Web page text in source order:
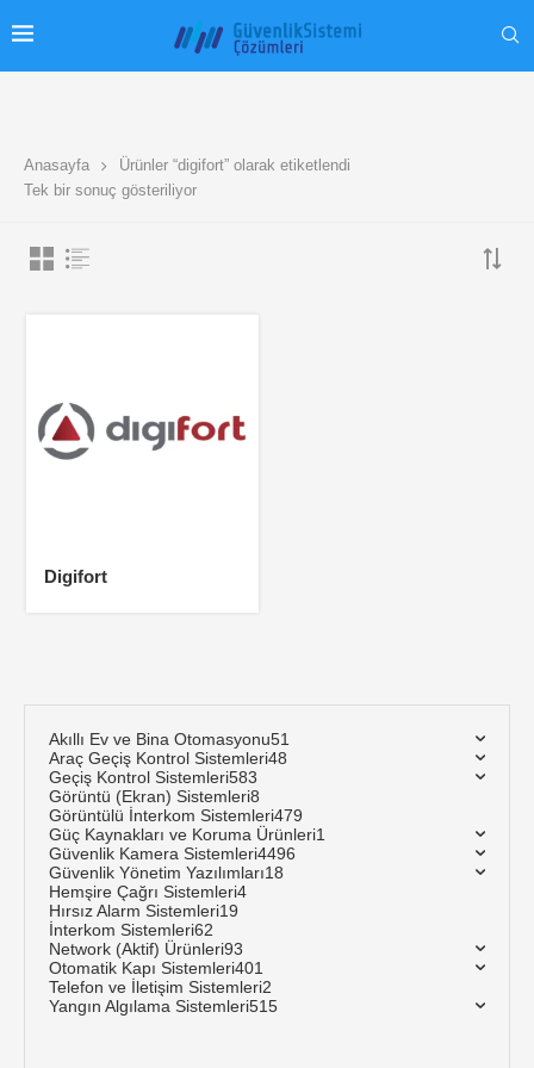
Anasayfa
Ürünler “digifort” olarak etiketlendi
Tek bir sonuç gösteriliyor
Digifort
Akıllı Ev ve Bina Otomasyonu51
Araç Geçiş Kontrol Sistemleri48
Geçiş Kontrol Sistemleri583
Görüntü (Ekran) Sistemleri8
Görüntülü İnterkom Sistemleri479
Güç Kaynakları ve Koruma Ürünleri1
Güvenlik Kamera Sistemleri4496
Güvenlik Yönetim Yazılımları18
Hemşire Çağrı Sistemleri4
Hırsız Alarm Sistemleri19
İnterkom Sistemleri62
Network (Aktif) Ürünleri93
Otomatik Kapı Sistemleri401
Telefon ve İletişim Sistemleri2
Yangın Algılama Sistemleri515